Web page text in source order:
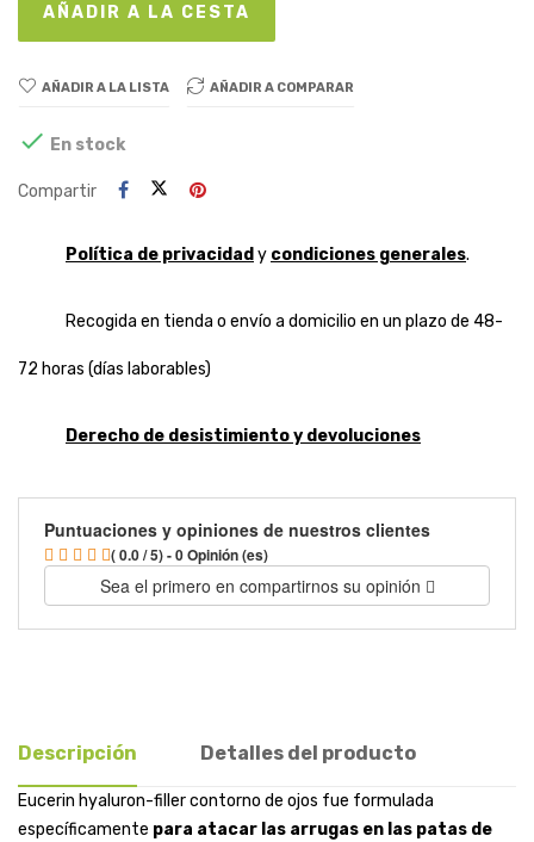
AÑADIR A LA CESTA
AÑADIR A LA LISTA AÑADIR A COMPARAR
 En stock
Compartir
Política de privacidad y condiciones generales.
Recogida en tienda o envío a domicilio en un plazo de 48-
72 horas (días laborables)
Derecho de desistimiento y devoluciones
Puntuaciones y opiniones de nuestros clientes
( 0.0 / 5) - 0 Opinión (es)
Sea el primero en compartirnos su opinión
Descripción Detalles del producto
Eucerin hyaluron-filler contorno de ojos fue formulada
específicamente para atacar las arrugas en las patas de